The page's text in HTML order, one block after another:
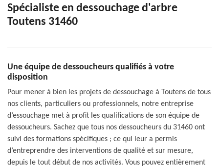
Spécialiste en dessouchage d'arbre
Toutens 31460
Une équipe de dessoucheurs qualifiés à votre
disposition
Pour mener à bien les projets de dessouchage à Toutens de tous
nos clients, particuliers ou professionnels, notre entreprise
d’essouchage met à profit les qualifications de son équipe de
dessoucheurs. Sachez que tous nos dessoucheurs du 31460 ont
suivi des formations spécifiques ; ce qui leur a permis
d’entreprendre des interventions de qualité et sur mesure,
depuis le tout début de nos activités. Vous pouvez entièrement